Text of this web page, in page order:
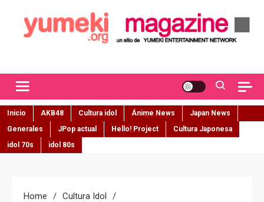
Inicio AKB48 Cultura idol Ánime News
Japan News
Generales
JPop actual Hello! Project
Cultura Japonesa
idol 70s
idol 80s
Home
Cultura Idol